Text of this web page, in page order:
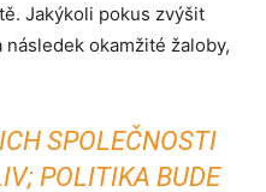
Jakýkoli pokus zvýšit
okamžité žaloby,
SPOLEČNOSTI
POLITIKA BUDE